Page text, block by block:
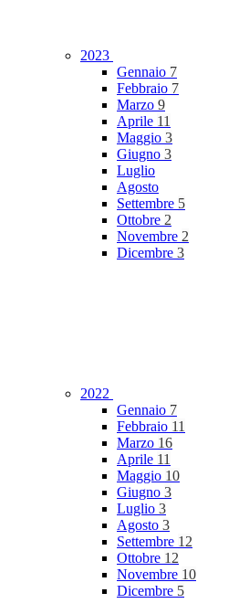
2023
Gennaio 7
Febbraio 7
Marzo 9
Aprile 11
Maggio 3
Giugno 3
Luglio
Agosto
Settembre 5
Ottobre 2
Novembre 2
Dicembre 3
2022
Gennaio 7
Febbraio 11
Marzo 16
Aprile 11
Maggio 10
Giugno 3
Luglio 3
Agosto 3
Settembre 12
Ottobre 12
Novembre 10
Dicembre 5